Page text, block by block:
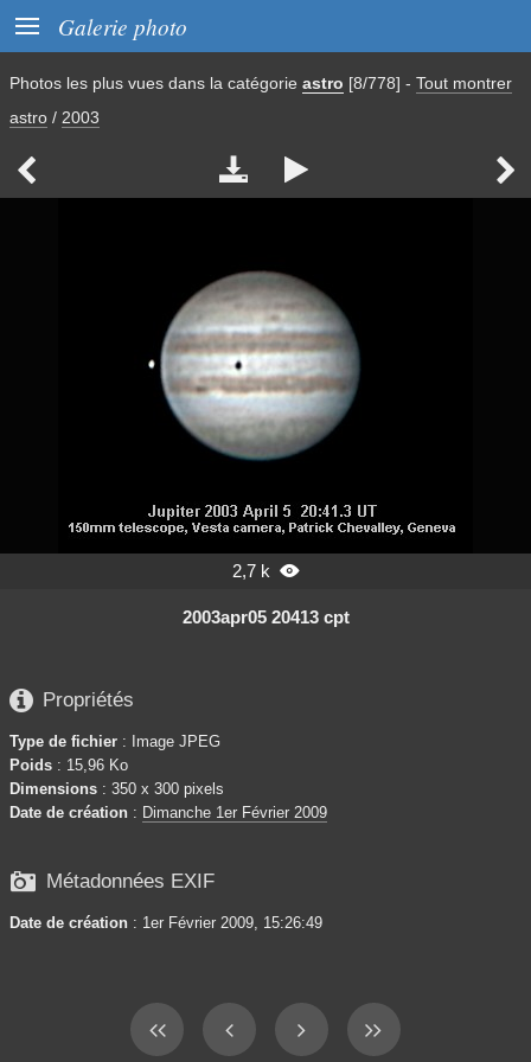
 Galerie photo
Photos les plus vues dans la catégorie astro [8/778] - Tout montrer
astro / 2003
   
2,7 k 
2003apr05 20413 cpt
 Propriétés
Type de fichier : Image JPEG
Poids : 15,96 Ko
Dimensions : 350 x 300 pixels
Date de création : Dimanche 1er Février 2009
 Métadonnées EXIF
Date de création : 1er Février 2009, 15:26:49